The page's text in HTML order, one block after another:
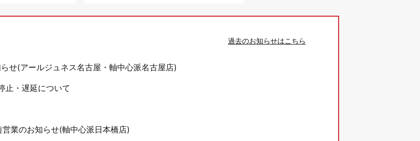
過去のお知らせはこちら
せ(アールジュネス名古屋・軸中心派名古屋店)
止・遅延について
営業のお知らせ(軸中心派日本橋店)